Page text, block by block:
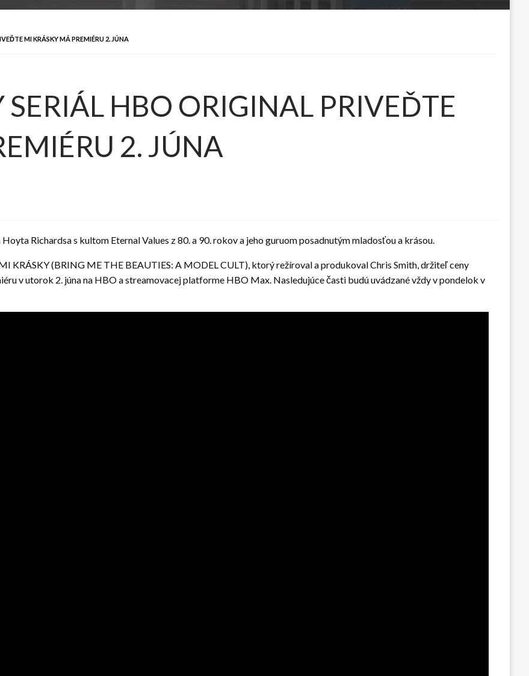
MI KRÁSKY MÁ PREMIÉRU 2. JÚNA
HBO ORIGINAL PRIVEĎTE
2. JÚNA
Richardsa s kultom Eternal Values z 80. a 90. rokov a jeho guruom posadnutým mladosťou a krásou.
KRÁSKY (BRING ME THE BEAUTIES: A MODEL CULT), ktorý režíroval a produkoval Chris Smith, držiteľ ceny
v utorok 2. júna na HBO a streamovacej platforme HBO Max. Nasledujúce časti budú uvádzané vždy v pondelok v